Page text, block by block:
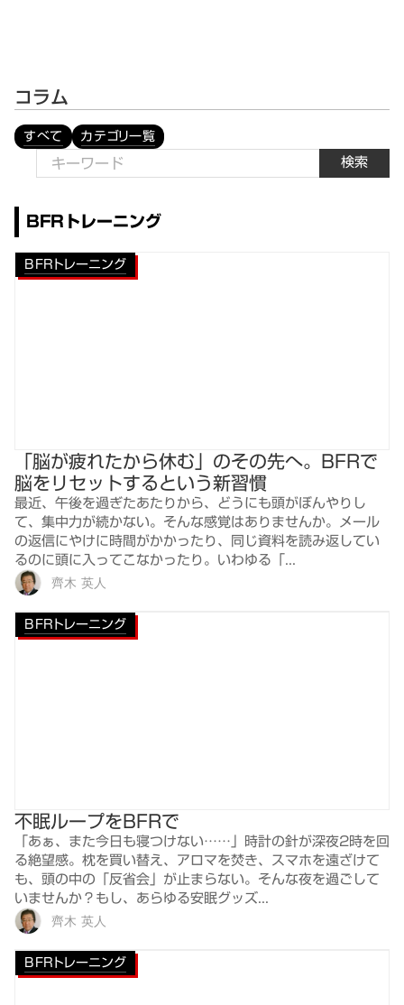
コラム
すべて カテゴリ一覧
検索
BFRトレーニング
BFRトレーニング
「脳が疲れたから休む」のその先へ。BFRで
脳をリセットするという新習慣
最近、午後を過ぎたあたりから、どうにも頭がぼんやりし
て、集中力が続かない。そんな感覚はありませんか。メール
の返信にやけに時間がかかったり、同じ資料を読み返してい
るのに頭に入ってこなかったり。いわゆる「...
齊木 英人
BFRトレーニング
不眠ループをBFRで
「あぁ、また今日も寝つけない……」時計の針が深夜2時を回
る絶望感。枕を買い替え、アロマを焚き、スマホを遠ざけて
も、頭の中の「反省会」が止まらない。そんな夜を過ごして
いませんか？もし、あらゆる安眠グッズ...
齊木 英人
BFRトレーニング